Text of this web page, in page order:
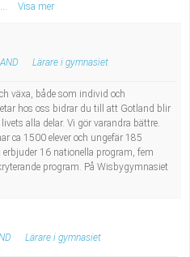
Visa mer
Lärare i gymnasiet
växa, både som individ och
hos oss bidrar du till att Gotland blir
alla delar. Vi gör varandra bättre.
ca 1500 elever och ungefär 185
16 nationella program, fem
program. På Wisbygymnasiet
Lärare i gymnasiet